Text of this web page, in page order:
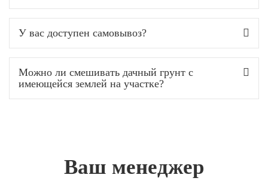
У вас доступен самовывоз?
Можно ли смешивать дачный грунт с
имеющейся землей на участке?
Ваш менеджер